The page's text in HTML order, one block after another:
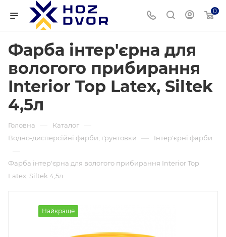
0
Фарба інтер'єрна для
вологого прибирання
Interior Top Latex, Siltek
4,5л
Головна — Каталог —
Водно-дисперсійні фарби, ґрунтовки — Інтер'єрні фарби
—
Фарба інтер'єрна для вологого прибирання Interior Top
Latex, Siltek 4,5л
Найкраще